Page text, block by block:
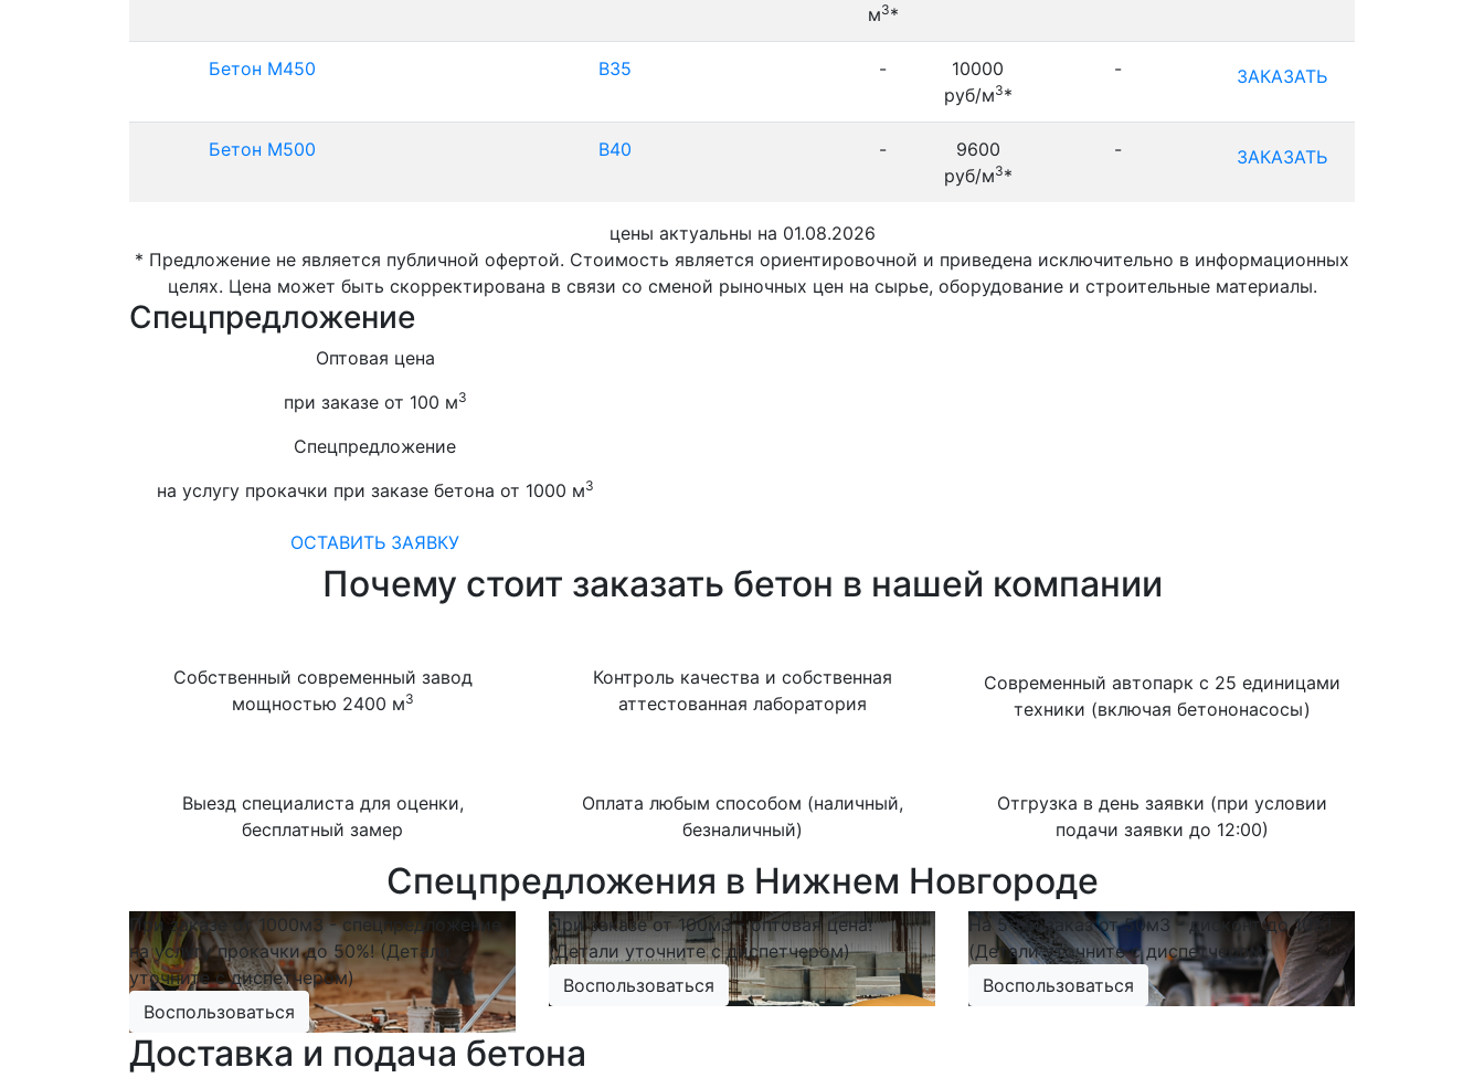
м3*
Бетон М450 В35 -
10000
руб/м3*
- ЗАКАЗАТЬ
Бетон М500 В40 -
9600
руб/м3*
- ЗАКАЗАТЬ
цены актуальны на 01.08.2026
* Предложение не является публичной офертой. Стоимость является ориентировочной и приведена исключительно в информационных
целях. Цена может быть скорректирована в связи со сменой рыночных цен на сырье, оборудование и строительные материалы.
Спецпредложение
Оптовая цена
при заказе от 100 м3
Спецпредложение
на услугу прокачки при заказе бетона от 1000 м3
ОСТАВИТЬ ЗАЯВКУ
Почему стоит заказать бетон в нашей компании
Собственный современный завод
мощностью 2400 м3
Контроль качества и собственная
аттестованная лаборатория
Современный автопарк с 25 единицами
техники (включая бетононасосы)
Выезд специалиста для оценки,
бесплатный замер
Оплата любым способом (наличный,
безналичный)
Отгрузка в день заявки (при условии
подачи заявки до 12:00)
Спецпредложения в Нижнем Новгороде
При заказе от 1000м3 - спецпредложение
на услугу прокачки до 50%! (Детали
уточните с диспетчером)
Воспользоваться
При заказе от 100м3 - оптовая цена!
(Детали уточните с диспетчером)
Воспользоваться
На 5-ый заказ от 50м3 - дисконт до 10%!
(Детали уточните с диспетчером)
Воспользоваться
Доставка и подача бетона